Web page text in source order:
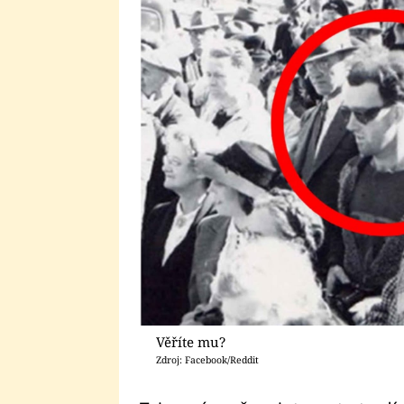
Věříte mu?
Zdroj: Facebook/Reddit